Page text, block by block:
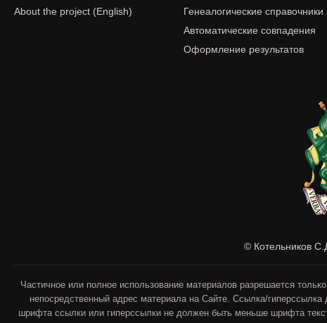
About the project (English)
Генеалогические справочники
Автоматические совпадения
Оформление результатов
© Котельников
Частичное или полное использование материалов разрешается
непосредственный адрес материала на Сайте. Ссылка/
шрифта ссылки или гиперссылки не должен быть меньше шрифта